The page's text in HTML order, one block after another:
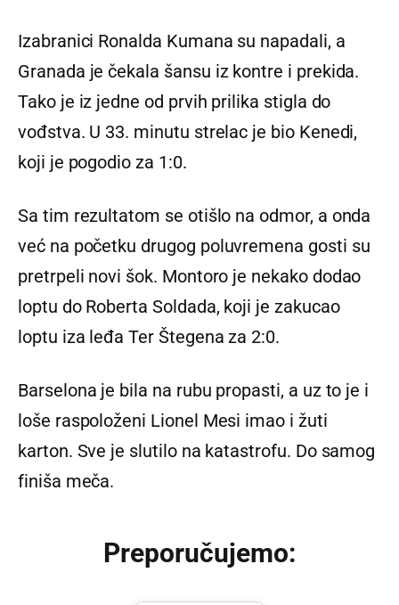
Izabranici Ronalda Kumana su napadali, a
Granada je čekala šansu iz kontre i prekida.
Tako je iz jedne od prvih prilika stigla do
vođstva. U 33. minutu strelac je bio Kenedi,
koji je pogodio za 1:0.
Sa tim rezultatom se otišlo na odmor, a onda
već na početku drugog poluvremena gosti su
pretrpeli novi šok. Montoro je nekako dodao
loptu do Roberta Soldada, koji je zakucao
loptu iza leđa Ter Štegena za 2:0.
Barselona je bila na rubu propasti, a uz to je i
loše raspoloženi Lionel Mesi imao i žuti
karton. Sve je slutilo na katastrofu. Do samog
finiša meča.
Preporučujemo: